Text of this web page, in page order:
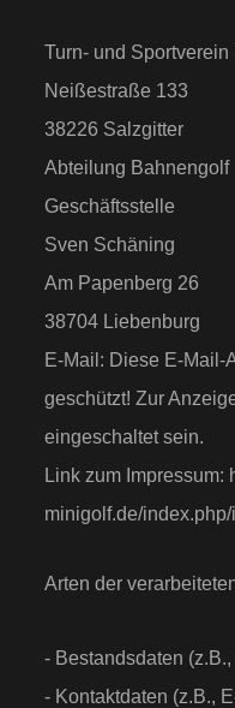
Turn- und Sportverein
Neißestraße 133
38226 Salzgitter
Abteilung Bahnengolf
Geschäftsstelle
Sven Schäning
Am Papenberg 26
38704 Liebenburg
E-Mail: Diese E-Mail-
geschützt! Zur
eingeschaltet sein.
Link zum Impressum:
minigolf.de/
Arten der
- Bestandsdaten
- Kontaktdaten (z.B.,